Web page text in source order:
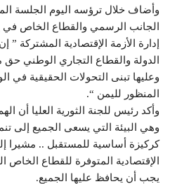
وأضاف خلال ترؤسه اليوم الجلسة
الجانب الرسمي والقطاع الخاص في
إدارة الأزمة الإقتصادية المشتركة ”
الدولة والقطاع التجاري الوطني
وعليها تبنى التحولات الحقيقية في
المنظور لليمن “.
وأكد رئيس للجنة الثورية العليا أن
وهي البيئة التي يسعى الجميع إلى
كركيزة أساسية للمستقبل .. مشيرا
الإقتصادية المتوفرة للقطاع الخاص
يجب أن يحافظ عليها الجميع.